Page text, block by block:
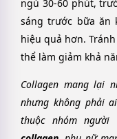
ngủ 30-60 phút,
sáng trước bữa ăn
hiệu quả hơn.
thể làm giảm khả
Collagen mang lại
nhưng không phải
thuộc nhóm người